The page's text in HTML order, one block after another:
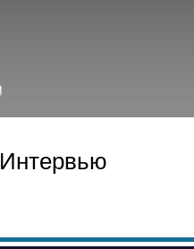
Интервью